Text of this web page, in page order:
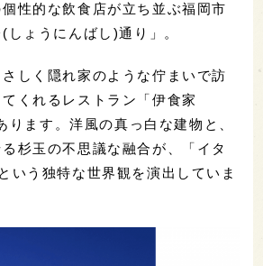
性的な飲食店が立ち並ぶ福岡市
しょうにんばし)通り」。
しく隠れ家のような佇まいで訪
くれるレストラン「伊食家
ます。洋風の真っ白な建物と、
杉玉の不思議な融合が、「イタ
いう独特な世界観を演出していま